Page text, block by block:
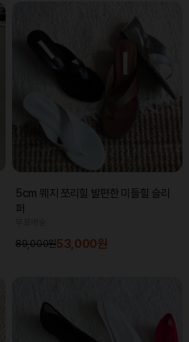
5cm 웨지 쪼리힐 발편한 미들힐 슬리
퍼
89,000원53,000원